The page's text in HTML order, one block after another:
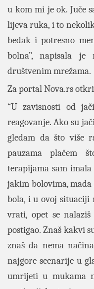
u kom mi je ok. Juče
lijeva ruka, i to
bedak i potresno
bolna”, napisala
društvenim mrežama.
Za portal Nova.rs
“U zavisnosti od
reagovanje. Ako su
gledam da što više
pauzama plačem
terapijama sam
jakim bolovima,
bola, i u ovoj situaciji
vrati, opet se
postigao. Znaš kakvi
znaš da nema
najgore scenarije u
umrijeti u mukama